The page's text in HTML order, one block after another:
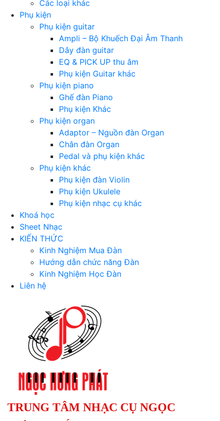
Các loại khác
Phụ kiện
Phụ kiện guitar
Ampli – Bộ Khuếch Đại Âm Thanh
Dây đàn guitar
EQ & PICK UP thu âm
Phụ kiện Guitar khác
Phụ kiện piano
Ghế đàn Piano
Phụ kiện Khác
Phụ kiện organ
Adaptor – Nguồn đàn Organ
Chân đàn Organ
Pedal và phụ kiện khác
Phụ kiện khác
Phụ kiện đàn Violin
Phụ kiện Ukulele
Phụ kiện nhạc cụ khác
Khoá học
Sheet Nhạc
KIẾN THỨC
Kinh Nghiệm Mua Đàn
Hướng dẫn chức năng Đàn
Kinh Nghiệm Học Đàn
Liên hệ
TRUNG TÂM NHẠC CỤ NGỌC